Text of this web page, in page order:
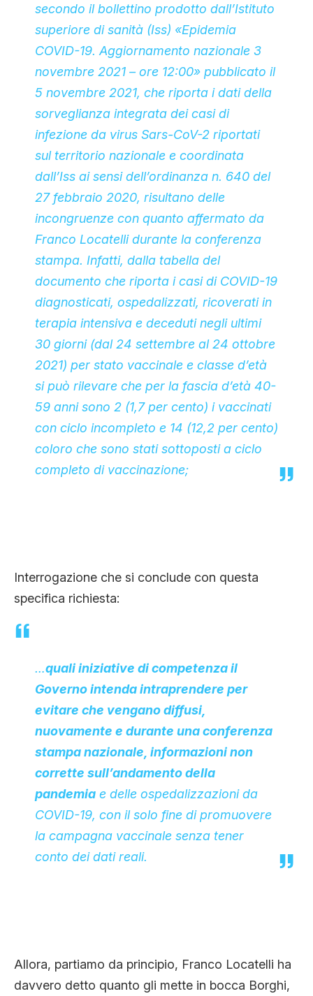
secondo il bollettino prodotto dall’Istituto
superiore di sanità (Iss) «Epidemia
COVID-19. Aggiornamento nazionale 3
novembre 2021 – ore 12:00» pubblicato il
5 novembre 2021, che riporta i dati della
sorveglianza integrata dei casi di
infezione da virus Sars-CoV-2 riportati
sul territorio nazionale e coordinata
dall’Iss ai sensi dell’ordinanza n. 640 del
27 febbraio 2020, risultano delle
incongruenze con quanto affermato da
Franco Locatelli durante la conferenza
stampa. Infatti, dalla tabella del
documento che riporta i casi di COVID-19
diagnosticati, ospedalizzati, ricoverati in
terapia intensiva e deceduti negli ultimi
30 giorni (dal 24 settembre al 24 ottobre
2021) per stato vaccinale e classe d’età
si può rilevare che per la fascia d’età 40-
59 anni sono 2 (1,7 per cento) i vaccinati
con ciclo incompleto e 14 (12,2 per cento)
coloro che sono stati sottoposti a ciclo
completo di vaccinazione;
Interrogazione che si conclude con questa
specifica richiesta:
…quali iniziative di competenza il
Governo intenda intraprendere per
evitare che vengano diffusi,
nuovamente e durante una conferenza
stampa nazionale, informazioni non
corrette sull’andamento della
pandemia e delle ospedalizzazioni da
COVID-19, con il solo fine di promuovere
la campagna vaccinale senza tener
conto dei dati reali.
Allora, partiamo da principio, Franco Locatelli ha
davvero detto quanto gli mette in bocca Borghi,